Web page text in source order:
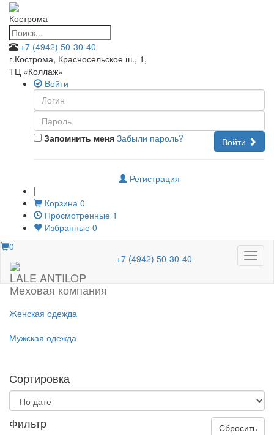
Кострома
+7 (4942) 50-30-40
г.Кострома, Красносельское ш., 1 ,
ТЦ «Коллаж»
Войти
Запомнить меня Войти
Забыли пароль?
Регистрация
|
Корзина 0
Просмотренные 1
Избранные 0
Меню
0
LALE ANTILOP
Меховая компания
+7 (4942) 50-30-40
Женская одежда
Мужская одежда
Сортировка
Фильтр
Сбросить